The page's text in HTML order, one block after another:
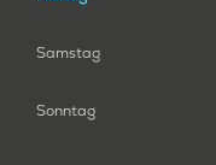
Samstag
Sonntag